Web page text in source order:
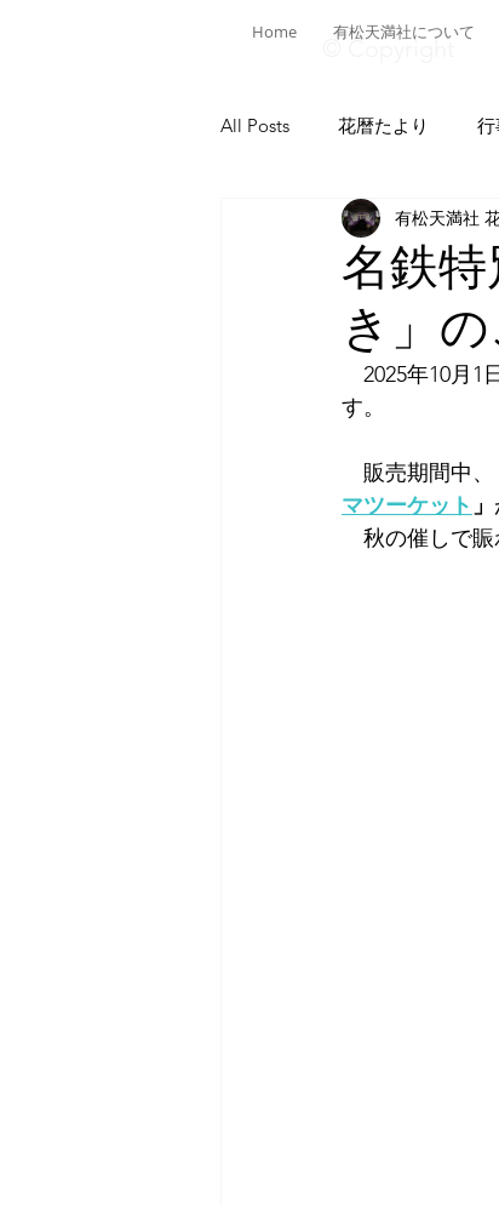
Home 有松天満社について
© Copyright
All Posts 花暦たより
有松ヒストリア 日本
菅公ヒストリア 有松
名鉄
き」
有松天満社
2025年10月1
す。
販売期間中、
マツーケット 」
秋の催しで賑